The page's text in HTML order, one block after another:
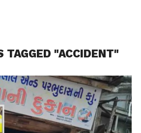
TAGGED "ACCIDENT"